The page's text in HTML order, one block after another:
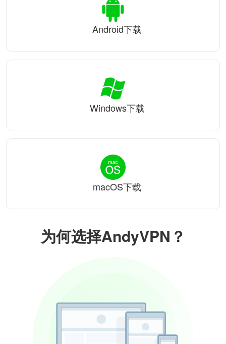
为何选择AndyVPN？
Android下载
Windows下载
macOS下载